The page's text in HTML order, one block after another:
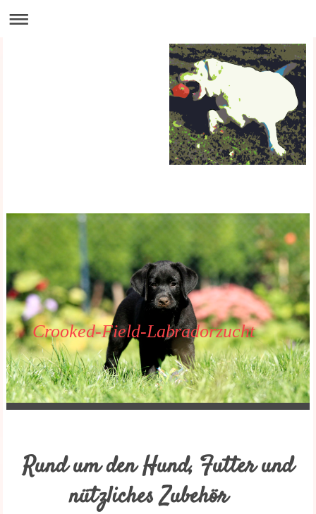
Crooked-Field-Labradorzucht
Rund um den Hund, Futter und
nützliches Zubehör